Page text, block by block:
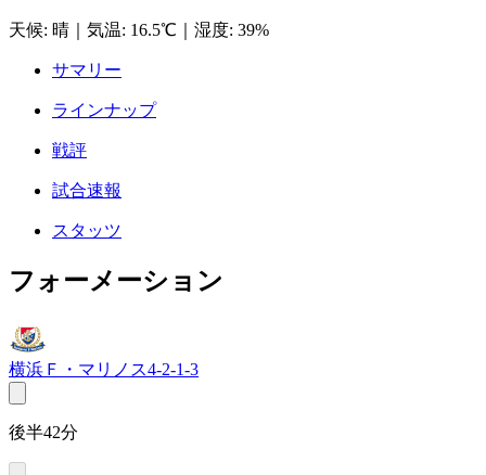
天候: 晴 気温: 16.5℃ 湿度: 39%
サマリー
ラインナップ
戦評
試合速報
スタッツ
フォーメーション
横浜Ｆ・マリノス4-2-1-3
後半42分